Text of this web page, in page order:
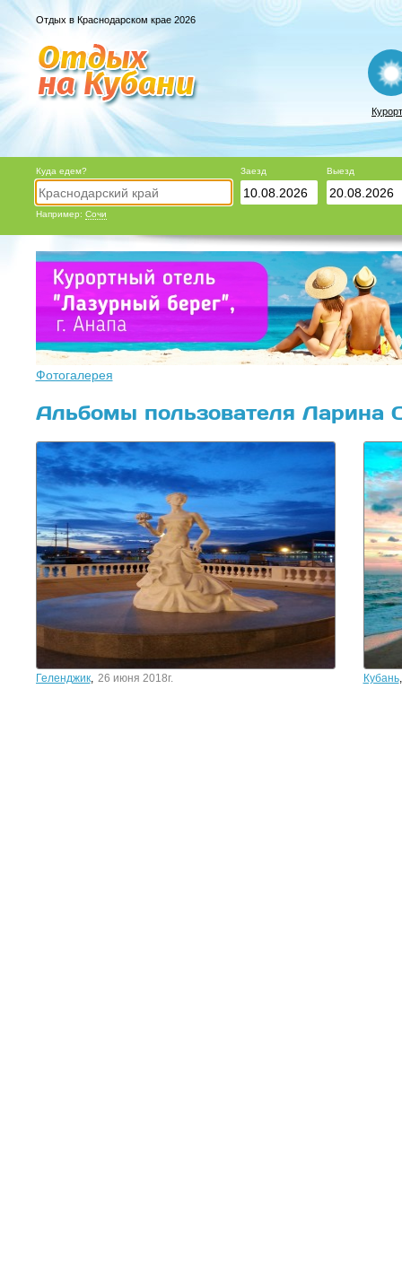
Отдых в Краснодарском крае 2026
Куда едем?
Например: Сочи
Заезд Выезд
Фотогалерея
Альбомы пользователя Ларина
Геленджик, 26 июня 2018г. Кубань,